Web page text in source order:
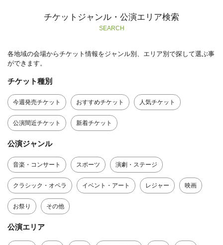
チケットジャンル・公演エリア検索
SEARCH
各地域の会場からチケット情報をジャンル別、エリア別で探して選ぶ事
ができます。
チケット種別
今週発売チケット おすすめチケット 人気チケット
公演間近チケット 新着チケット
公演ジャンル
音楽・コンサート スポーツ 演劇・ステージ
クラシック・オペラ イベント・アート レジャー 映画
お祭り その他
公演エリア